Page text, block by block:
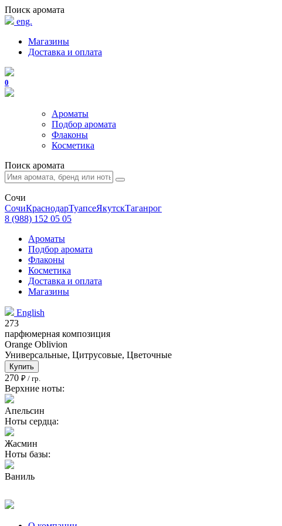
Поиск аромата
eng.
Магазины
Доставка и оплата
0
Ароматы
Подбор аромата
Флаконы
Косметика
Поиск аромата
Сочи
СочиКраснодарТуапсеЯкутскТаганрог
8 (988) 152 05 05
Ароматы
Подбор аромата
Флаконы
Косметика
Доставка и оплата
Магазины
English
273
парфюмерная композиция
Orange Oblivion
Универсальные, Цитрусовые, Цветочные
Купить
270 ₽ / гр.
Верхние ноты:
Апельсин
Ноты сердца:
Жасмин
Ноты базы:
Ваниль